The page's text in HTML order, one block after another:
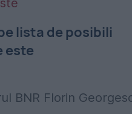
lista de posibili
este
BNR Florin